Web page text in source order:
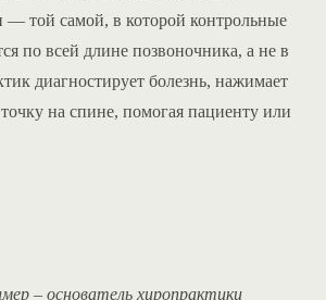
— той самой, в которой контрольные
по всей длине позвоночника, а не в
диагностирует болезнь, нажимает
на спине, помогая пациенту или
– основатель хиропрактики